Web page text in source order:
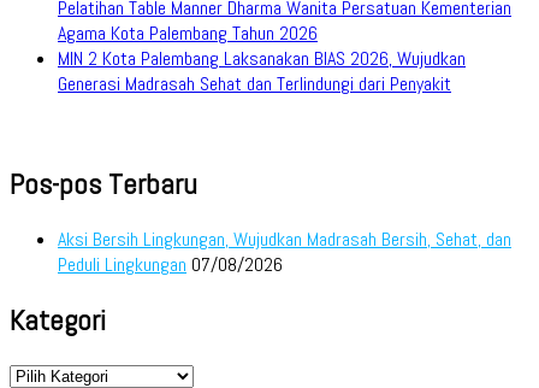
Pelatihan Table Manner Dharma Wanita Persatuan Kementerian
Agama Kota Palembang Tahun 2026
MIN 2 Kota Palembang Laksanakan BIAS 2026, Wujudkan
Generasi Madrasah Sehat dan Terlindungi dari Penyakit
Pos-pos Terbaru
Aksi Bersih Lingkungan, Wujudkan Madrasah Bersih, Sehat, dan
Peduli Lingkungan 07/08/2026
Kategori
Kategori